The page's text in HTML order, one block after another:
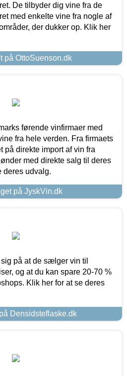
De tilbyder dig vine fra de
med enkelte vine fra nogle af
der dukker op. Klik her
på OttoSuenson.dk
førende vinfirmaer med
fra hele verden. Fra firmaets
på direkte import af vin fra
med direkte salg til deres
deres udvalg.
på JyskVin.dk
på at de sælger vin til
og at du kan spare 20-70 %
Klik her for at se deres
Densidsteflaske.dk